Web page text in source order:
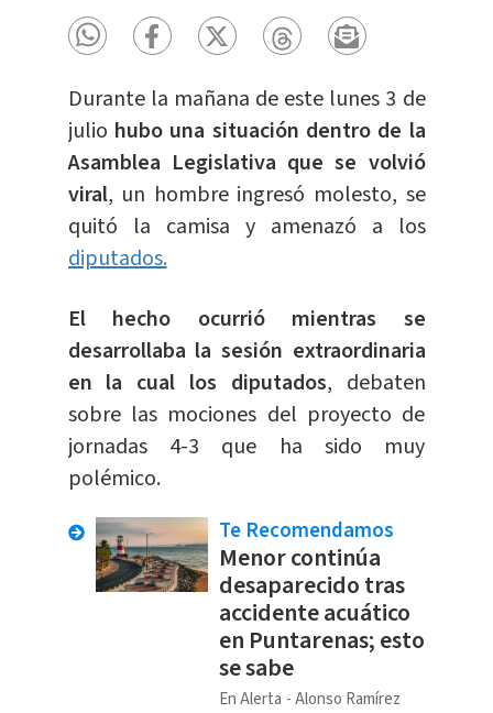
Durante la mañana de este lunes 3 de
julio hubo una situación dentro de la
Asamblea Legislativa que se volvió
viral, un hombre ingresó molesto, se
quitó la camisa y amenazó a los
diputados.
El hecho ocurrió mientras se
desarrollaba la sesión extraordinaria
en la cual los diputados, debaten
sobre las mociones del proyecto de
jornadas 4-3 que ha sido muy
polémico.
Te Recomendamos
Menor continúa
desaparecido tras
accidente acuático
en Puntarenas; esto
se sabe
En Alerta Alonso Ramírez